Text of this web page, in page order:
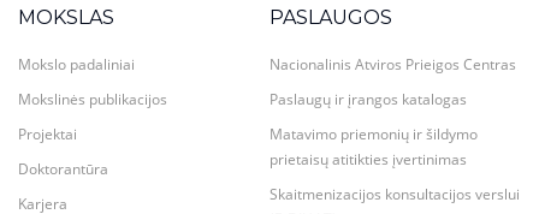
MOKSLAS
Mokslo padaliniai
Mokslinės publikacijos
Projektai
Doktorantūra
Karjera
PASLAUGOS
Nacionalinis Atviros Prieigos Centras
Paslaugų ir įrangos katalogas
Matavimo priemonių ir šildymo
prietaisų atitikties įvertinimas
Skaitmenizacijos konsultacijos verslui